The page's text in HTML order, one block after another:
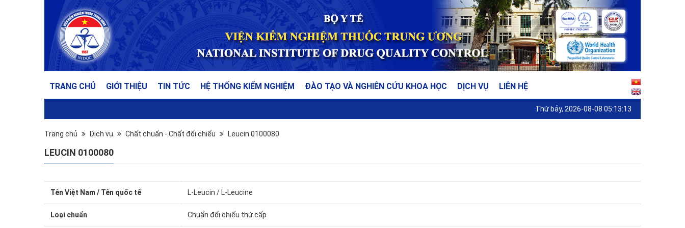
TRANG CHỦ GIỚI THIỆU TIN TỨC HỆ THỐNG KIỂM NGHIỆM ĐÀO TẠO VÀ NGHIÊN CỨU KHOA HỌC DỊCH VỤ LIÊN HỆ
Thứ bảy, 2026-08-08 05:13:13
Trang chủ Dịch vụ Chất chuẩn - Chất đối chiếu Leucin 0100080
LEUCIN 0100080
Tên Việt Nam / Tên quốc tế L-Leucin / L-Leucine
Loại chuẩn Chuẩn đối chiếu thứ cấp